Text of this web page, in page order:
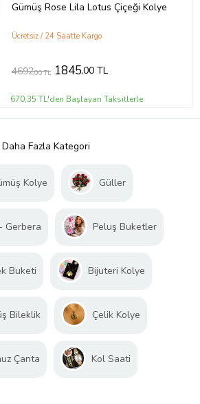
Gümüş Rose Lila Lotus Çiçeği Kolye
Ücretsiz / 24 Saatte Kargo
4692,00 TL 1845,00 TL
670,35 TL'den Başlayan Taksitlerle
Daha Fazla Kategori
Kolye Güller
Gerbera Peluş Buketler
Buketi Bijuteri Kolye
Bileklik Çelik Kolye
Çanta Kol Saati